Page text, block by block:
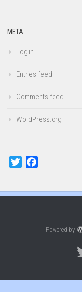
META
Log in
Entries feed
Comments feed
WordPress.org
Twitter
Powered by